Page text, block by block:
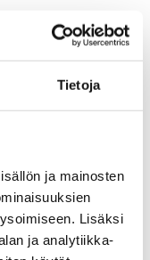
Tietoja
ja mainosten
Lisäksi
ja analytiikka-